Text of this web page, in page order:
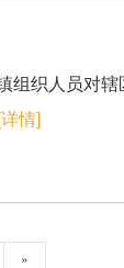
组织人员对
情]
»